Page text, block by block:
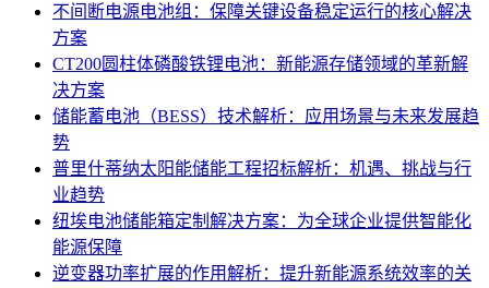
不间断电源电池组：保障关键设备稳定运行的核心解决
方案
CT200圆柱体磷酸铁锂电池：新能源存储领域的革新解
决方案
储能蓄电池（BESS）技术解析：应用场景与未来发展趋
势
普里什蒂纳太阳能储能工程招标解析：机遇、挑战与行
业趋势
纽埃电池储能箱定制解决方案：为全球企业提供智能化
能源保障
逆变器功率扩展的作用解析：提升新能源系统效率的关